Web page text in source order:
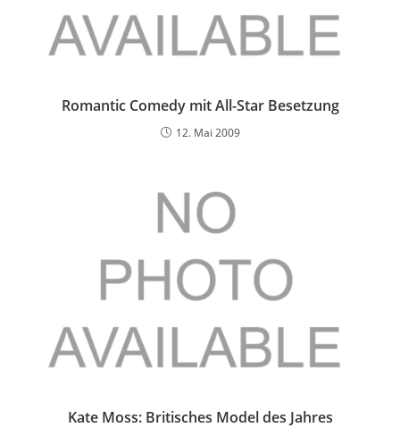
Romantic Comedy mit All-Star Besetzung
12. Mai 2009
Kate Moss: Britisches Model des Jahres